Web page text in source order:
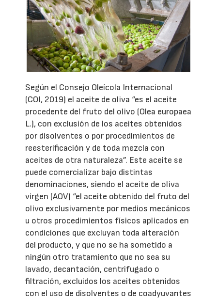
Según el Consejo Oleícola Internacional
(COI, 2019) el aceite de oliva “es el aceite
procedente del fruto del olivo (Olea europaea
L.), con exclusión de los aceites obtenidos
por disolventes o por procedimientos de
reesterificación y de toda mezcla con
aceites de otra naturaleza”. Este aceite se
puede comercializar bajo distintas
denominaciones, siendo el aceite de oliva
virgen (AOV) “el aceite obtenido del fruto del
olivo exclusivamente por medios mecánicos
u otros procedimientos físicos aplicados en
condiciones que excluyan toda alteración
del producto, y que no se ha sometido a
ningún otro tratamiento que no sea su
lavado, decantación, centrifugado o
filtración, excluidos los aceites obtenidos
con el uso de disolventes o de coadyuvantes